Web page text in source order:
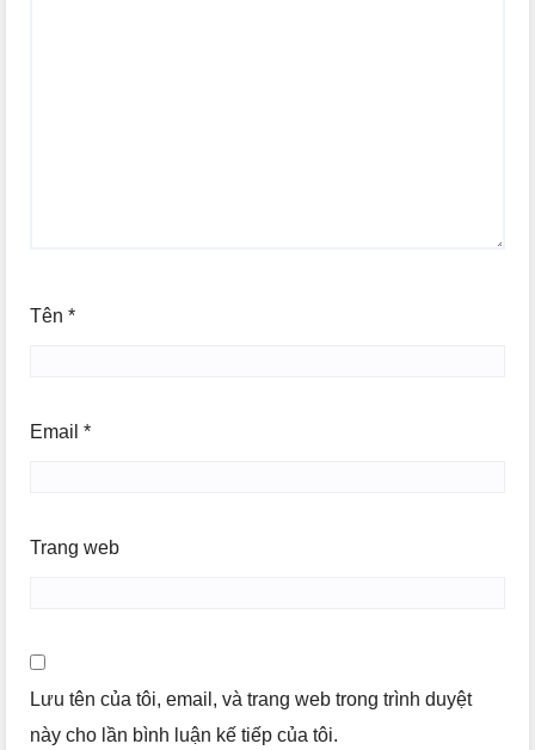
Tên *
Email *
Trang web
Lưu tên của tôi, email, và trang web trong trình duyệt
này cho lần bình luận kế tiếp của tôi.